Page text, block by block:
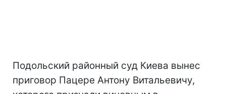
Подольский районный суд Киева вынес
приговор Пацере Антону Витальевичу,